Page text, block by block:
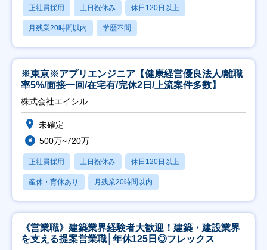
正社員採用 土日祝休み 休日120日以上
月残業20時間以内 学歴不問
※東京※アプリエンジニア【健康経営優良法人/離職
率5%/面接一回/在宅有/完休2日/上流案件多数】
株式会社エイシル
未確定
500万~720万
正社員採用 土日祝休み 休日120日以上
産休・育休あり 月残業20時間以内
《営業職》建築業界経験者大歓迎！建築・建設業界
を支える提案営業職│年休125日◎フレックス